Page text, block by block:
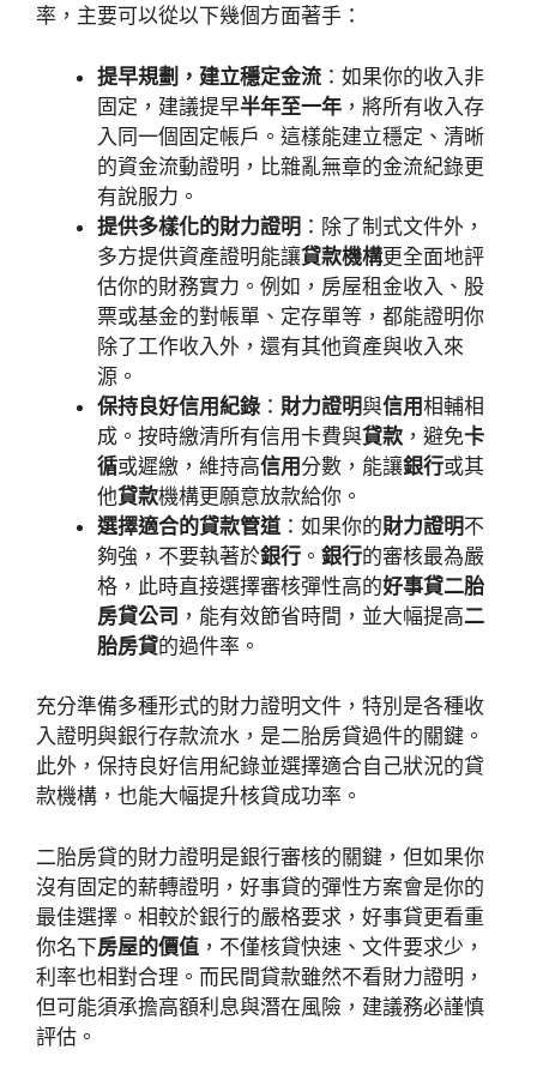
率，主要可以從以下幾個方面著手：
提早規劃，建立穩定金流 ：如果你的收入非
固定，建議提早半年至一年 ，將所有收入存
入同一個固定帳戶。這樣能建立穩定、清晰
的資金流動證明，比雜亂無章的金流紀錄更
有說服力。
提供多樣化的財力證明 ：除了制式文件外，
多方提供資產證明能讓貸款機構更全面地評
估你的財務實力。例如，房屋租金收入、股
票或基金的對帳單、定存單等，都能證明你
除了工作收入外，還有其他資產與收入來
源。
保持良好信用紀錄 ： 財力證明與信用相輔相
成。按時繳清所有信用卡費與貸款 ，避免卡
循或遲繳，維持高信用分數，能讓銀行或其
他貸款機構更願意放款給你。
選擇適合的貸款管道 ：如果你的財力證明不
夠強，不要執著於銀行 。 銀行的審核最為嚴
格，此時直接選擇審核彈性高的好事貸二胎
房貸公司 ，能有效節省時間，並大幅提高二
胎房貸的過件率。
充分準備多種形式的財力證明文件，特別是各種收
入證明與銀行存款流水，是二胎房貸過件的關鍵。
此外，保持良好信用紀錄並選擇適合自己狀況的貸
款機構，也能大幅提升核貸成功率。
二胎房貸的財力證明是銀行審核的關鍵，但如果你
沒有固定的薪轉證明，好事貸的彈性方案會是你的
最佳選擇。相較於銀行的嚴格要求，好事貸更看重
你名下房屋的價值 ，不僅核貸快速、文件要求少，
利率也相對合理。而民間貸款雖然不看財力證明，
但可能須承擔高額利息與潛在風險，建議務必謹慎
評估。